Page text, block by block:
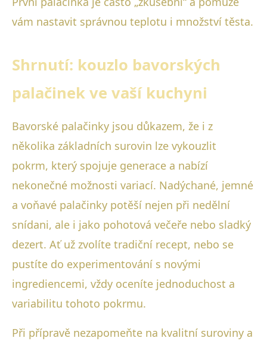
vám nastavit správnou teplotu i množství těsta.
Shrnutí: kouzlo bavorských
palačinek ve vaší kuchyni
Bavorské palačinky jsou důkazem, že i z
několika základních surovin lze vykouzlit
pokrm, který spojuje generace a nabízí
nekonečné možnosti variací. Nadýchané, jemné
a voňavé palačinky potěší nejen při nedělní
snídani, ale i jako pohotová večeře nebo sladký
dezert. Ať už zvolíte tradiční recept, nebo se
pustíte do experimentování s novými
ingrediencemi, vždy oceníte jednoduchost a
variabilitu tohoto pokrmu.
Při přípravě nezapomeňte na kvalitní suroviny a